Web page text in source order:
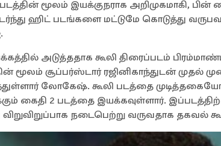
மூலம் இயக்குநராக அறிமுகமாகி, பின்
ஹிட் படங்களை மட்டுமே கொடுத்து
அடுத்ததாக கூலி திரைப்படம்
மூலம் சூப்பர்ஸ்டார் ரஜினிகாந்துடன் முதல்
லோகேஷ். கூலி படத்தை
கைதி 2 படத்தை இயக்கவுள்ளார்.
நடைபெற்று வருவதாக தகவல்